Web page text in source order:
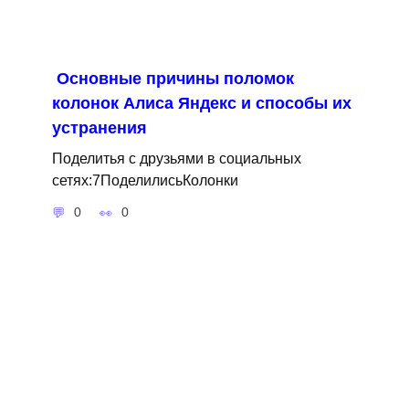
Основные причины поломок
колонок Алиса Яндекс и способы их
устранения
Поделитья с друзьями в социальных
сетях:7ПоделилисьКолонки
0 0